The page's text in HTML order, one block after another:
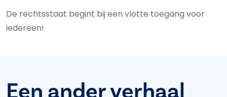
De rechtsstaat begint bij een vlotte toegang voor
iedereen!